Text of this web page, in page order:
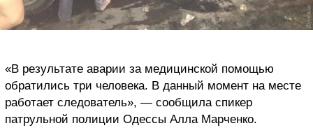
«В результате аварии за медицинской помощью
обратились три человека. В данный момент на месте
работает следователь», — сообщила спикер
патрульной полиции Одессы Алла Марченко.